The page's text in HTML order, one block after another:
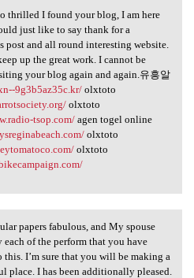
thrilled I found
thrilled I found your blog, I am here
just like to say thank for a
post and all round interesting website.
up the great work. I cannot be
your blog again and again.유흥알
9g3b5az35c.kr/olxtoto
olxtoto
tsop.com/agen togel online
olxtoto
olxtoto
papers
papers fabulous, and My spouse
each of the perform that you have
this. I’m sure that you will be making a
place. I has been additionally pleased.